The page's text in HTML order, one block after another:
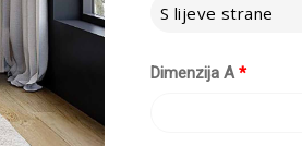
S lijeve strane
*
Dimenzija A